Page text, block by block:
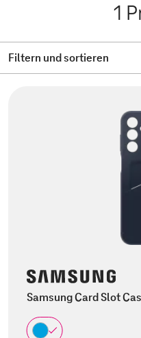
1
Filtern und sortieren
Samsung Card Slot